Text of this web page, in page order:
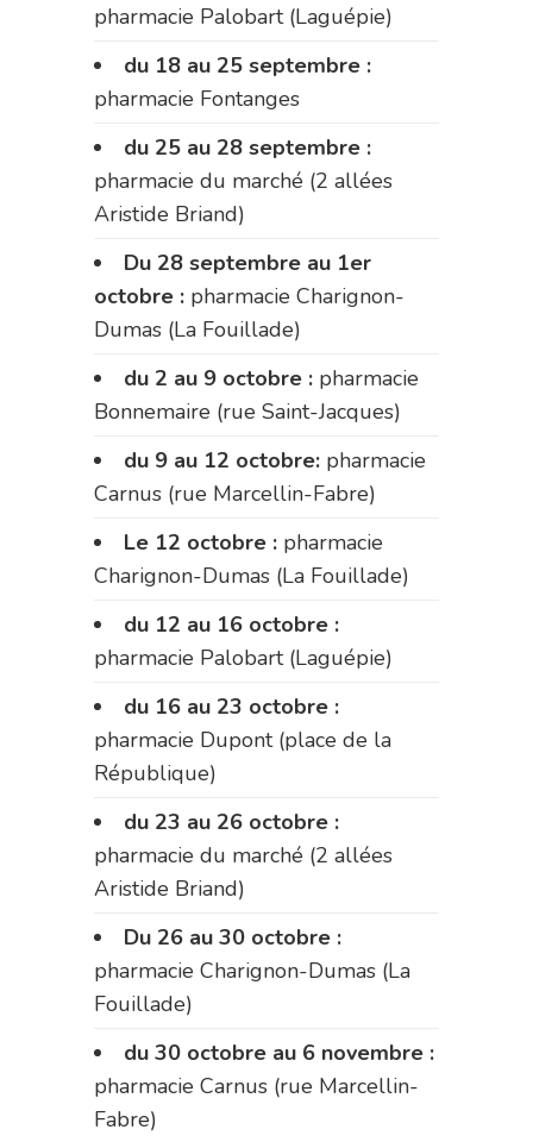
pharmacie Palobart (Laguépie)
du 18 au 25 septembre :
pharmacie Fontanges
du 25 au 28 septembre :
pharmacie du marché (2 allées
Aristide Briand)
Du 28 septembre au 1er
octobre : pharmacie Charignon-
Dumas (La Fouillade)
du 2 au 9 octobre : pharmacie
Bonnemaire (rue Saint-Jacques)
du 9 au 12 octobre: pharmacie
Carnus (rue Marcellin-Fabre)
Le 12 octobre : pharmacie
Charignon-Dumas (La Fouillade)
du 12 au 16 octobre :
pharmacie Palobart (Laguépie)
du 16 au 23 octobre :
pharmacie Dupont (place de la
République)
du 23 au 26 octobre :
pharmacie du marché (2 allées
Aristide Briand)
Du 26 au 30 octobre :
pharmacie Charignon-Dumas (La
Fouillade)
du 30 octobre au 6 novembre :
pharmacie Carnus (rue Marcellin-
Fabre)